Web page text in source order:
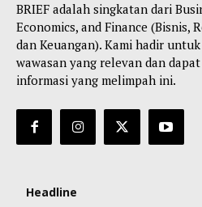
BRIEF adalah singkatan dari
Economics, and Finance (Bisnis,
dan Keuangan). Kami hadir
wawasan yang relevan dan
informasi yang melimpah ini.
Headline